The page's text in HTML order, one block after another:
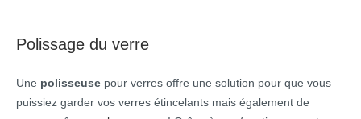
Polissage du verre
Une polisseuse pour verres offre une solution pour que vous
puissiez garder vos verres étincelants mais également de